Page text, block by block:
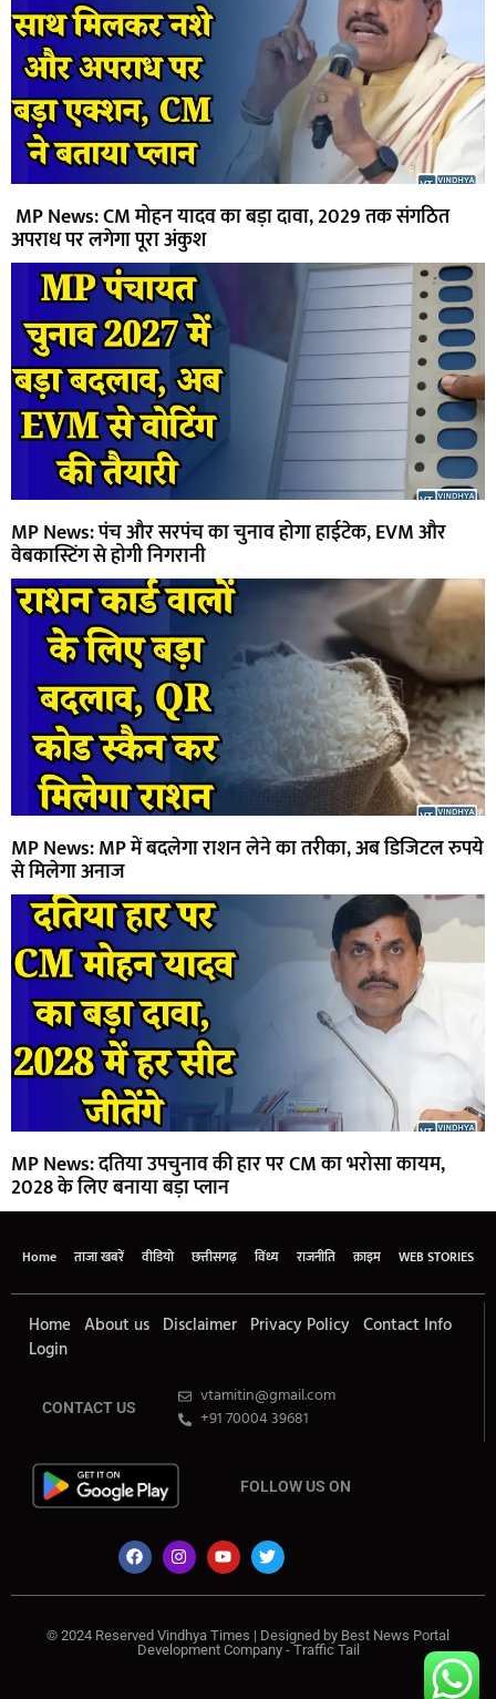
MP News: CM मोहन यादव का बड़ा दावा, 2029 तक संगठित
अपराध पर लगेगा पूरा अंकुश
MP News: पंच और सरपंच का चुनाव होगा हाईटेक, EVM और
वेबकास्टिंग से होगी निगरानी
MP News: MP में बदलेगा राशन लेने का तरीका, अब डिजिटल रुपये
से मिलेगा अनाज
MP News: दतिया उपचुनाव की हार पर CM का भरोसा कायम,
2028 के लिए बनाया बड़ा प्लान
Home ताजा खबरें वीडियो छत्तीसगढ़ विंध्य राजनीति क्राइम WEB STORIES
Home About us Disclaimer Privacy Policy Contact Info
Login
CONTACT US
vtamitin@gmail.com
+91 70004 39681
FOLLOW US ON
© 2024 Reserved Vindhya Times | Designed by Best News Portal
Development Company- Traffic Tail